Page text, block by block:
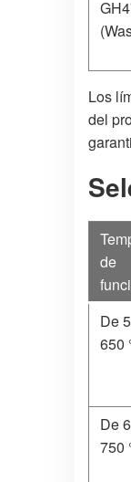
Los
del
de
De
650
De
750